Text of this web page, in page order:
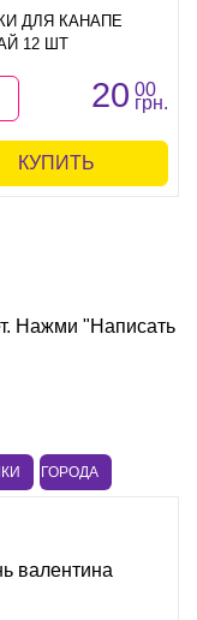
ДЛЯ КАНАПЕ
12 ШТ
20 00
грн.
КУПИТЬ
Нажми "Написать
ГОРОДА
валентина